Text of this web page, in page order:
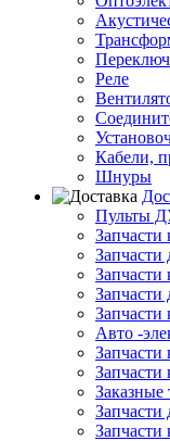
Реле
Кабели,
Шнуры
Пульты
Запчасти
Запчасти
Запчасти
Авто -
Запчасти
Заказные
Запчасти
Запчасти